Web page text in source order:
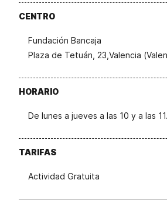
CENTRO
Fundación Bancaja
Plaza de Tetuán, 23,Valencia
HORARIO
De lunes a jueves a las 10 y a las
TARIFAS
Actividad Gratuita